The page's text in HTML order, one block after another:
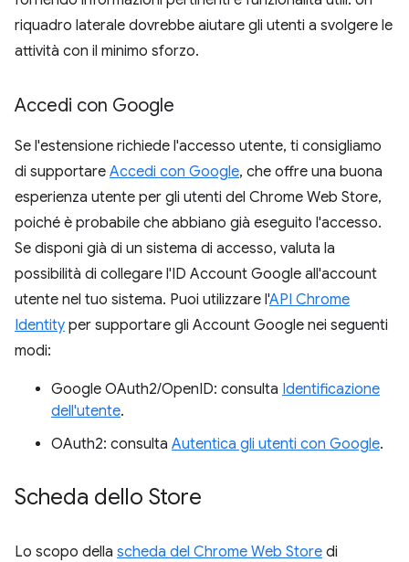
riquadro laterale dovrebbe aiutare gli utenti a svolgere le
attività con il minimo sforzo.
Accedi con Google
Se l'estensione richiede l'accesso utente, ti consigliamo
di supportare Accedi con Google, che offre una buona
esperienza utente per gli utenti del Chrome Web Store,
poiché è probabile che abbiano già eseguito l'accesso.
Se disponi già di un sistema di accesso, valuta la
possibilità di collegare l'ID Account Google all'account
utente nel tuo sistema. Puoi utilizzare l'API Chrome
Identity per supportare gli Account Google nei seguenti
modi:
Google OAuth2/OpenID: consulta Identificazione
dell'utente.
OAuth2: consulta Autentica gli utenti con Google.
Scheda dello Store
Lo scopo della scheda del Chrome Web Store di